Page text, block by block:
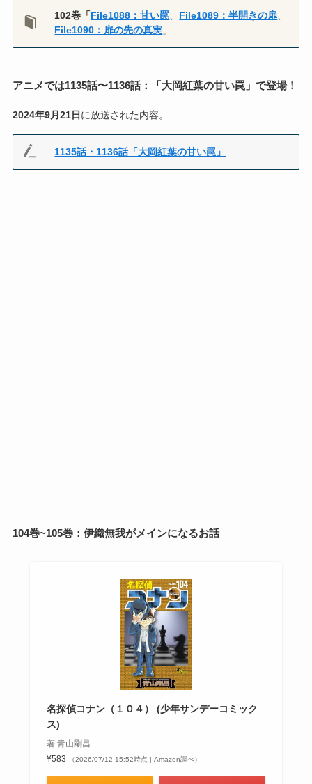
102巻「File1088：甘い罠 File1089：半開きの扉
File1090：扉の先の真実 」
アニメでは1135話〜1136話：「 大岡紅葉の甘い罠」で登場！
2024年9月21日 に放送された内容。
1135話・1136話「大岡紅葉の甘い罠」
104巻~105巻：伊織無我がメインになるお話
名探偵コナン（１０４） (少年サンデーコミック
ス)
著:青山剛昌
¥583
（2026/07/12 15:52時点 | Amazon調べ）